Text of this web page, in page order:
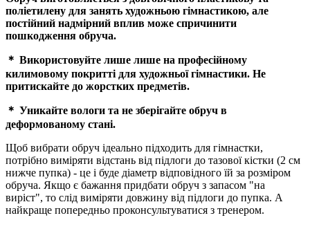
поліетилену для занять художньою гімнастикою, але
постійний надмірний вплив може спричинити
пошкодження обруча.
＊ Використовуйте лише лише на професійному
килимовому покритті для художньої гімнастики. Не
притискайте до жорстких предметів.
＊ Уникайте вологи та не зберігайте обруч в
деформованому стані.
Щоб вибрати обруч ідеально підходить для гімнастки,
потрібно виміряти відстань від підлоги до тазової кістки (2 см
нижче пупка) - це і буде діаметр відповідного їй за розміром
обруча. Якщо є бажання придбати обруч з запасом "на
виріст", то слід виміряти довжину від підлоги до пупка. А
найкраще попередньо проконсультуватися з тренером.